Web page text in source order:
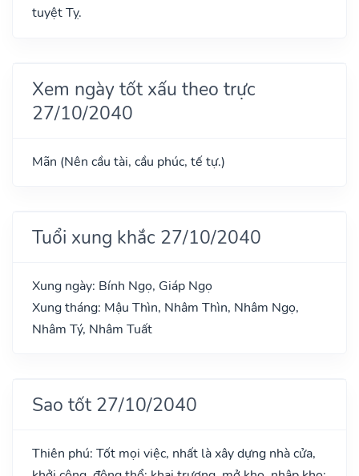
tuyệt Tỵ.
Xem ngày tốt xấu theo trực
27/10/2040
Mãn (Nên cầu tài, cầu phúc, tế tự.)
Tuổi xung khắc 27/10/2040
Xung ngày: Bính Ngọ, Giáp Ngọ
Xung tháng: Mậu Thìn, Nhâm Thìn, Nhâm Ngọ,
Nhâm Tý, Nhâm Tuất
Sao tốt 27/10/2040
Thiên phú: Tốt mọi việc, nhất là xây dựng nhà cửa,